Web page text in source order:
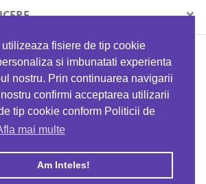
utilizeaza fisiere de tip cookie
si imbunatati experienta
nostru. Prin continuarea navigarii
confirmi acceptarea utilizarii
tip cookie conform Politicii de
mai multe
Am Inteles!
& TRACK S.R.L
×
la orice comandă folosind codul
EATTRACK
Profită acum